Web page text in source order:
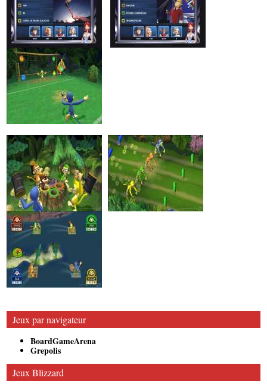
Jeux par navigateur
BoardGameArena
Grepolis
Jeux Blizzard